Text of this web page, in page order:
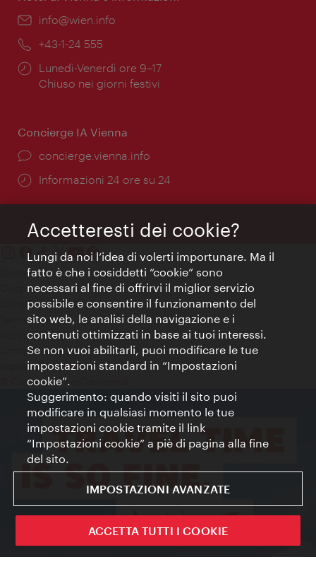
Email:
info@wien.info
Telefono:
+43-1-24 555
Orari
di
Lunedì-Venerdì ore 9–17
Chiuso nei giorni festivi
Concierge IA Vienna
Ort:
concierge.vienna.info
Öffnungszeiten:
Informazioni 24 ore su 24
Contatti
Colophon
Dichiarazione sulla protezione dei dati
Terms of Use
Accessibilità
Contatto stampa
Impostazioni cookie
© Copyright WienTourismus
Accetteresti dei cookie?
Lungi da noi l’idea di volerti importunare. Ma il
fatto è che i cosiddetti “cookie” sono
necessari al fine di offrirvi il miglior servizio
possibile e consentire il funzionamento del
sito web, le analisi della navigazione e i
contenuti ottimizzati in base ai tuoi interessi.
Se non vuoi abilitarli, puoi modificare le tue
impostazioni standard in “Impostazioni
cookie”.
Suggerimento: quando visiti il sito puoi
modificare in qualsiasi momento le tue
impostazioni cookie tramite il link
“Impostazioni cookie” a piè di pagina alla fine
del sito.
IMPOSTAZIONI AVANZATE
ACCETTA TUTTI I COOKIE